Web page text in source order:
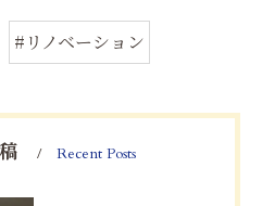
#リノベーション
Recent Posts